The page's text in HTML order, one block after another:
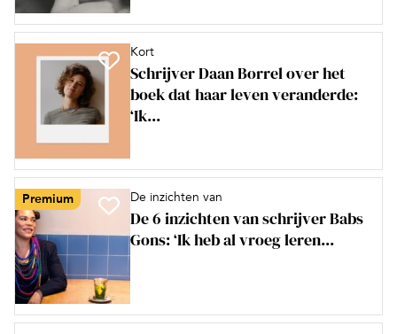
Kort
Schrijver Daan Borrel over het
boek dat haar leven veranderde:
‘Ik...
Premium De inzichten van
De 6 inzichten van schrijver Babs
Gons: ‘Ik heb al vroeg leren...